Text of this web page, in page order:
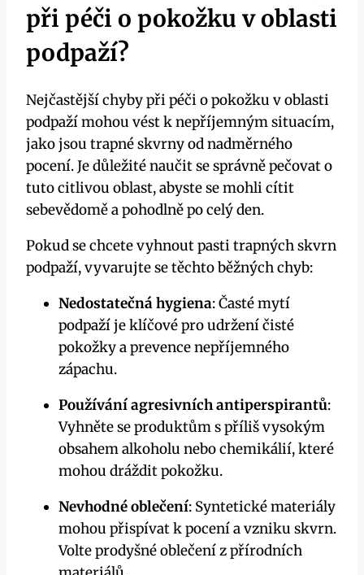
při péči o pokožku v oblasti
podpaží?
Nejčastější chyby při péči o pokožku v oblasti
podpaží mohou vést k nepříjemným situacím,
jako jsou trapné skvrny od nadměrného
pocení. Je důležité naučit se správně pečovat o
tuto citlivou oblast, abyste se mohli cítit
sebevědomě a pohodlně po celý den.
Pokud se chcete vyhnout pasti trapných skvrn
podpaží, vyvarujte se těchto běžných chyb:
Nedostatečná hygiena: Časté mytí
podpaží je klíčové pro udržení čisté
pokožky a prevence nepříjemného
zápachu.
Používání agresivních antiperspirantů:
Vyhněte se produktům s příliš vysokým
obsahem alkoholu nebo chemikálií, které
mohou dráždit pokožku.
Nevhodné oblečení: Syntetické materiály
mohou přispívat k pocení a vzniku skvrn.
Volte prodyšné oblečení z přírodních